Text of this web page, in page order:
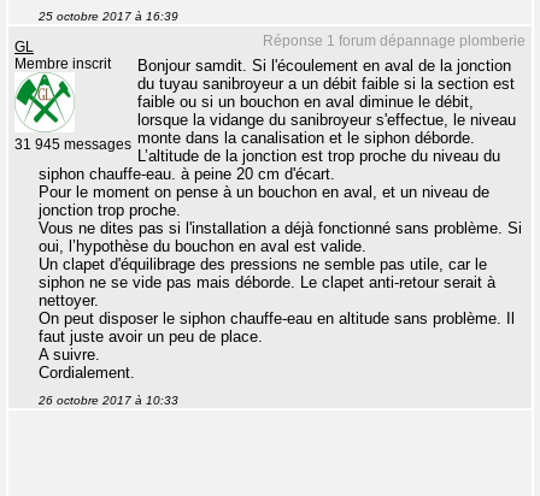
25 octobre 2017 à 16:39
Réponse 1 forum dépannage plomberie
GL
Membre inscrit
31 945 messages
Bonjour samdit. Si l'écoulement en aval de la jonction
du tuyau sanibroyeur a un débit faible si la section est
faible ou si un bouchon en aval diminue le débit,
lorsque la vidange du sanibroyeur s'effectue, le niveau
monte dans la canalisation et le siphon déborde.
L’altitude de la jonction est trop proche du niveau du
siphon chauffe-eau. à peine 20 cm d'écart.
Pour le moment on pense à un bouchon en aval, et un niveau de
jonction trop proche.
Vous ne dites pas si l'installation a déjà fonctionné sans problème. Si
oui, l’hypothèse du bouchon en aval est valide.
Un clapet d'équilibrage des pressions ne semble pas utile, car le
siphon ne se vide pas mais déborde. Le clapet anti-retour serait à
nettoyer.
On peut disposer le siphon chauffe-eau en altitude sans problème. Il
faut juste avoir un peu de place.
A suivre.
Cordialement.
26 octobre 2017 à 10:33